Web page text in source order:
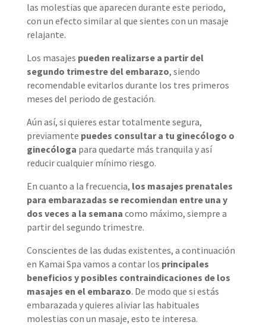
las molestias que aparecen durante este periodo,
con un efecto similar al que sientes con un masaje
relajante.
Los masajes pueden realizarse a partir del
segundo trimestre del embarazo, siendo
recomendable evitarlos durante los tres primeros
meses del periodo de gestación.
Aún así, si quieres estar totalmente segura,
previamente puedes consultar a tu ginecólogo o
ginecóloga para quedarte más tranquila y así
reducir cualquier mínimo riesgo.
En cuanto a la frecuencia, los masajes prenatales
para embarazadas se recomiendan entre una y
dos veces a la semana como máximo, siempre a
partir del segundo trimestre.
Conscientes de las dudas existentes, a continuación
en Kamai Spa vamos a contar los principales
beneficios y posibles contraindicaciones de los
masajes en el embarazo. De modo que si estás
embarazada y quieres aliviar las habituales
molestias con un masaje, esto te interesa.​